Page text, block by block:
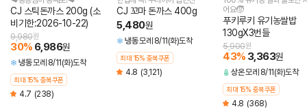
CJ 스틱돈까스 200g (소
비기한:2026-10-22)
30% 6,986원
9,980원
냉동 모레 8/11(화)도착
최대 15% 중복쿠폰
4.7 (238)
CJ 꼬마 돈까스 400g
5,480원
냉동 모레 8/11(화)도착
최대 15% 중복쿠폰
4.8 (3,121)
어요🧒
푸키루키 유기농쌀밥
130gX3번들
43% 3,363원
5,900원
상온 모레 8/11(화)도착
최대 15% 중복쿠폰
4.8 (368)